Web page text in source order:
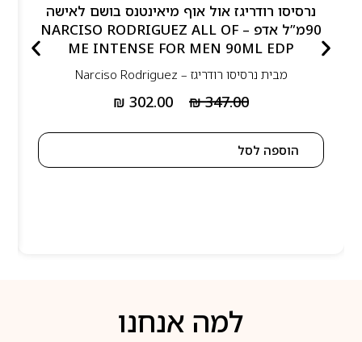
נרסיסו רודריגז אול אוף מיאינטנס בושם לאישה
90מ”ל אדפ – NARCISO RODRIGUEZ ALL OF
ME INTENSE FOR MEN 90ML EDP
מבית נרסיסו רודריגז – Narciso Rodriguez
₪347.00
₪ 302.00
הוספה לסל
למה אנחנו